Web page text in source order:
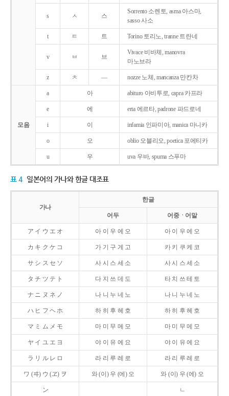
s ㅅ 스
Sorrento 소렌토, asma 아스마,
sasso 사소
t ㅌ 트 Torino 토리노, tranne 트란네
v ㅂ 브
Vivace 비바체, manovra
마노브라
z ㅊ ― nozze 노체, mancanza 만칸차
모음
a 아 abituro 아비투로, capra 카프라
e 에 erta 에르타, padrone 파드로네
i 이 infamia 인파미아, manica 마니카
o 오 oblio 오블리오, poetica 포에티카
u 우 uva 우바, spuma 스푸마
표 4 일본어의 가나와 한글 대조표
가나
한글
어두 어중ㆍ어말
ア イ ウ エ オ 아 이 우 에 오 아 이 우 에 오
カ キ ク ケ コ 가 기 구 게 고 카 키 쿠 케 코
サ シ ス セ ソ 사 시 스 세 소 사 시 스 세 소
タ チ ツ テ ト 다 지 쓰 데 도 타 치 쓰 테 토
ナ ニ ヌ ネ ノ 나 니 누 네 노 나 니 누 네 노
ハ ヒ フ ヘ ホ 하 히 후 헤 호 하 히 후 헤 호
マ ミ ム メ モ 마 미 무 메 모 마 미 무 메 모
ヤ イ ユ エ ヨ 야 이 유 에 요 야 이 유 에 요
ラ リ ル レ ロ 라 리 루 레 로 라 리 루 레 로
ワ (ヰ) ウ (ヱ) ヲ 와 (이) 우 (에) 오 와 (이) 우 (에) 오
ン ㄴ